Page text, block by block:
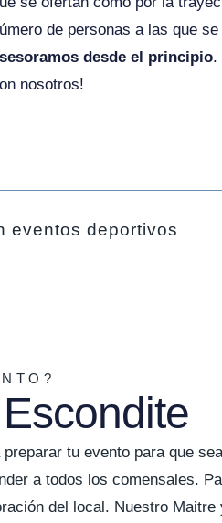
de personas a las que
desde el principio.
nosotros!
eventos deportivos
tu evento para que
a todos los comensales.
del local. Nuestro